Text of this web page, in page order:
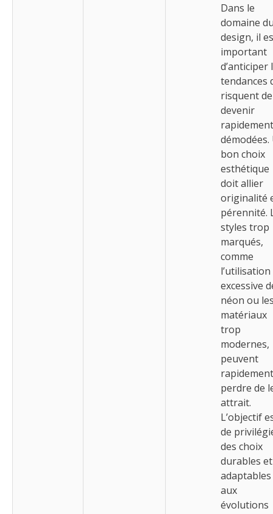
Dans le
domaine
design, il
important
d’anticiper
tendances
risquent de
devenir
rapidement
démodées.
bon choix
esthétique
doit allier
originalité
pérennité.
styles trop
marqués,
comme
l’utilisation
excessive
néon ou
matériaux
trop
modernes,
peuvent
rapidement
perdre de
attrait.
L’objectif
de
des choix
durables et
adaptables
aux
évolutions